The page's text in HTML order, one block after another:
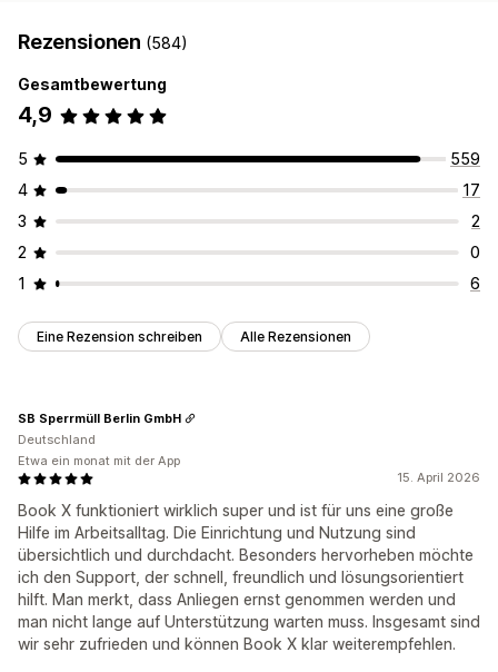
Rezensionen (584)
Gesamtbewertung
4,9
5
559
4
17
3
2
2
0
1
6
Eine Rezension schreiben Alle Rezensionen
15. April 2026
Book X funktioniert wirklich super und ist für uns eine große
Hilfe im Arbeitsalltag. Die Einrichtung und Nutzung sind
übersichtlich und durchdacht. Besonders hervorheben möchte
ich den Support, der schnell, freundlich und lösungsorientiert
hilft. Man merkt, dass Anliegen ernst genommen werden und
man nicht lange auf Unterstützung warten muss. Insgesamt sind
wir sehr zufrieden und können Book X klar weiterempfehlen.
SB Sperrmüll Berlin GmbH
Deutschland
Etwa ein monat mit der App